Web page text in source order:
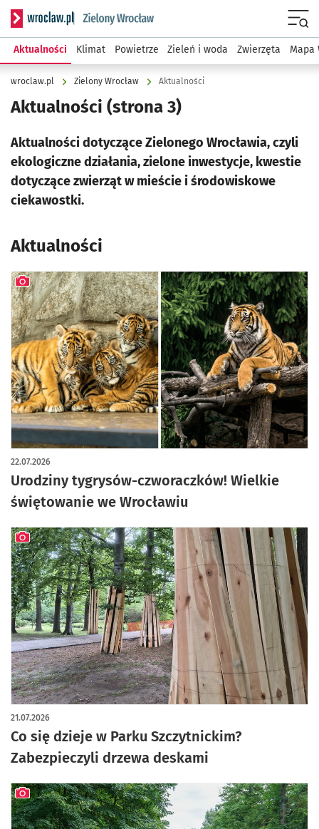
Serwis informacyjny wroclaw.pl podserwis: Środowisko we
Aktualności Klimat Powietrze Zieleń i woda Zwierzęta Mapa
wroclaw.pl Zielony Wrocław Aktualności
Aktualności (strona 3)
Aktualności dotyczące Zielonego Wrocławia, czyli
ekologiczne działania, zielone inwestycje, kwestie
dotyczące zwierząt w mieście i środowiskowe
ciekawostki.
Aktualności
Urodziny tygrysów-czworaczków! Wielkie
świętowanie we Wrocławiu
22.07.2026
artykuł z galerią zdjęć
Co się dzieje w Parku Szczytnickim?
Zabezpieczyli drzewa deskami
21.07.2026
artykuł z galerią zdjęć